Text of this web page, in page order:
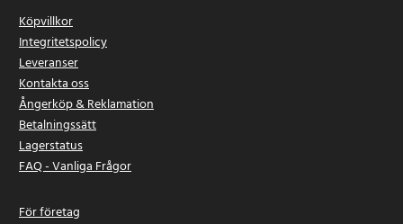
Köpvillkor
Integritetspolicy
Leveranser
Kontakta oss
Ångerköp & Reklamation
Betalningssätt
Lagerstatus
FAQ - Vanliga Frågor
För företag